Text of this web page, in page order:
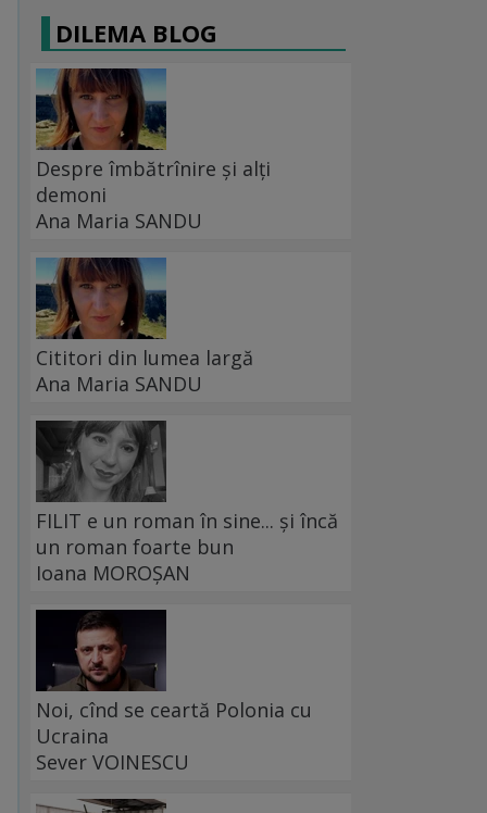
DILEMA BLOG
Despre îmbătrînire și alți
demoni
Ana Maria SANDU
Cititori din lumea largă
Ana Maria SANDU
FILIT e un roman în sine... și încă
un roman foarte bun
Ioana MOROȘAN
Noi, cînd se ceartă Polonia cu
Ucraina
Sever VOINESCU